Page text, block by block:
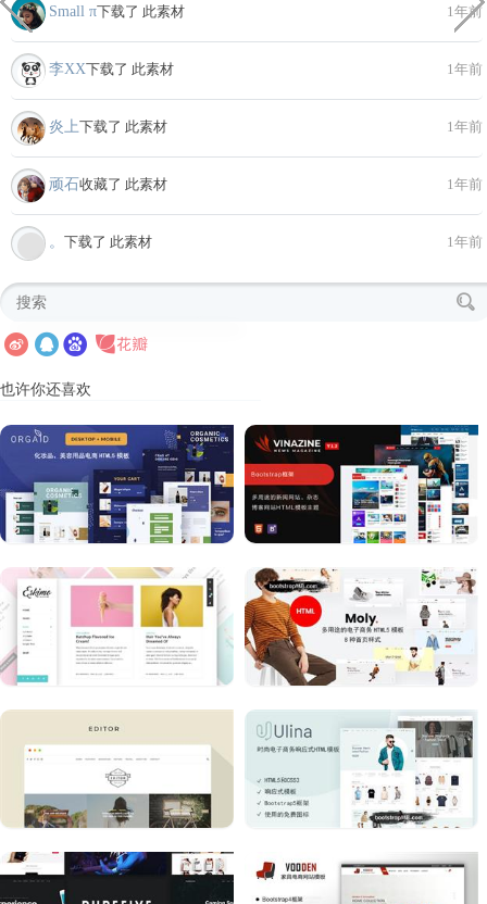
Small π下载了 此素材 1年前
李XX下载了 此素材 1年前
炎上下载了 此素材 1年前
顽石收藏了 此素材 1年前
。 下载了 此素材 1年前
也许你还喜欢